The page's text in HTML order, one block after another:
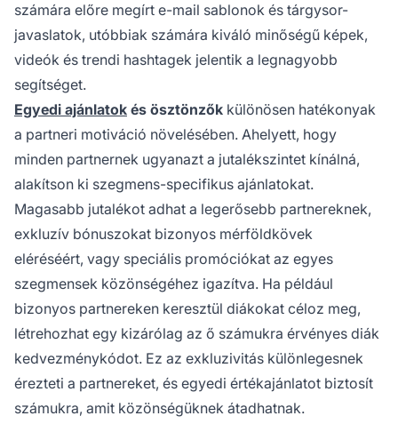
számára előre megírt e-mail sablonok és tárgysor-
javaslatok, utóbbiak számára kiváló minőségű képek,
videók és trendi hashtagek jelentik a legnagyobb
segítséget.
Egyedi ajánlatok és ösztönzők különösen hatékonyak
a partneri motiváció növelésében. Ahelyett, hogy
minden partnernek ugyanazt a jutalékszintet kínálná,
alakítson ki szegmens-specifikus ajánlatokat.
Magasabb jutalékot adhat a legerősebb partnereknek,
exkluzív bónuszokat bizonyos mérföldkövek
eléréséért, vagy speciális promóciókat az egyes
szegmensek közönségéhez igazítva. Ha például
bizonyos partnereken keresztül diákokat céloz meg,
létrehozhat egy kizárólag az ő számukra érvényes diák
kedvezménykódot. Ez az exkluzivitás különlegesnek
érezteti a partnereket, és egyedi értékajánlatot biztosít
számukra, amit közönségüknek átadhatnak.